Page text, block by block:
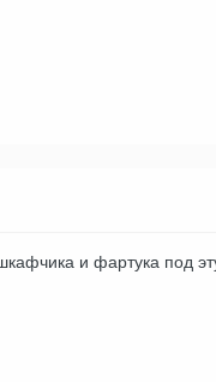
и фартука под